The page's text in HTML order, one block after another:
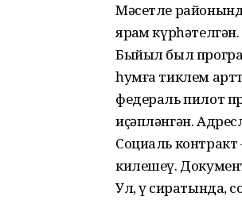
Мәсетле
ярҙам күрһәтелгән.
Быйыл был
һумға тиклем
федераль пилот
иҫәпләнгән.
Социаль контракт
килешеү.
Ул, үҙ сиратында,